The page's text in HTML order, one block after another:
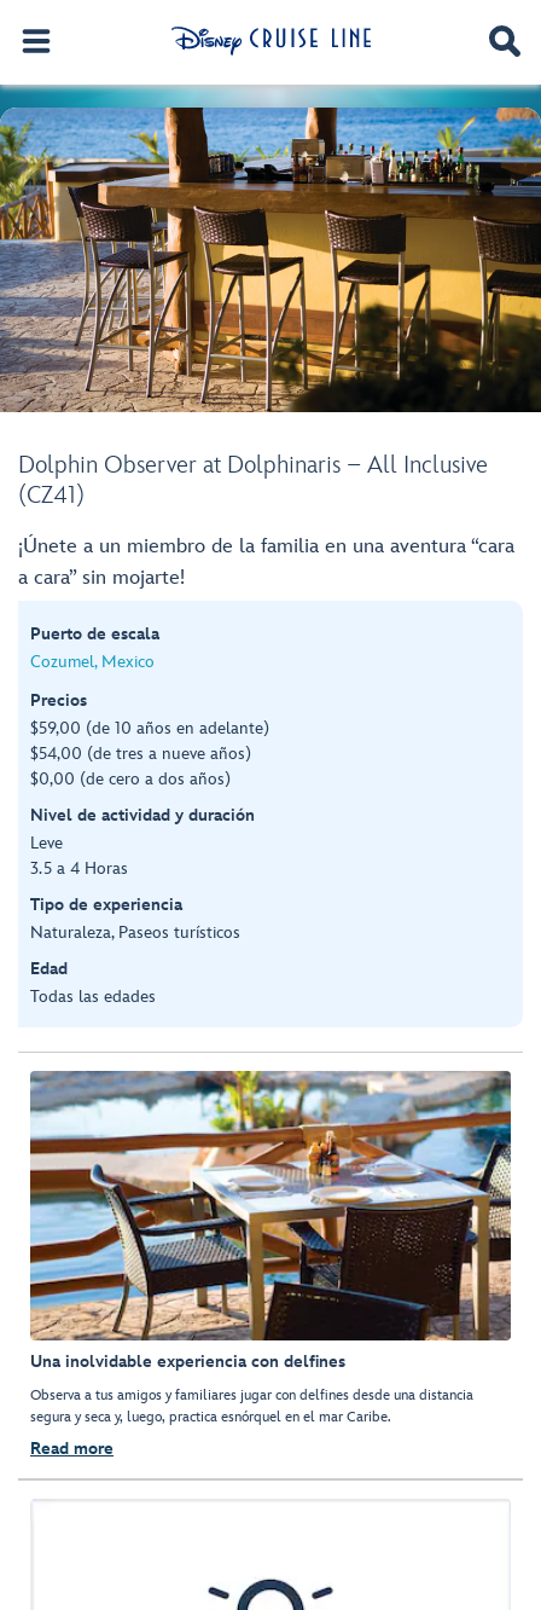
Dolphin Observer at Dolphinaris – All Inclusive
(CZ41)
¡Únete a un miembro de la familia en una aventura “cara
a cara” sin mojarte!
Puerto de escala
Cozumel, Mexico
Precios
$59,00 (de 10 años en adelante)
$54,00 (de tres a nueve años)
$0,00 (de cero a dos años)
Nivel de actividad y duración
Leve
3.5 a 4 Horas
Tipo de experiencia
Naturaleza, Paseos turísticos
Edad
Todas las edades
Una inolvidable experiencia con delfines
Observa a tus amigos y familiares jugar con delfines desde una distancia
segura y seca y, luego, practica esnórquel en el mar Caribe.
Read more